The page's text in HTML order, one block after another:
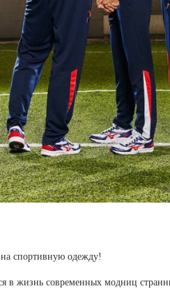
спортивную одежду!
в жизнь современных модниц